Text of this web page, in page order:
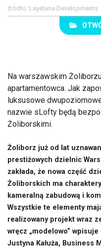
źródło: Layetana Developments
Na warszawskim
apartamentowca. Jak
luksusowe
nazwie sLofty będą
Żoliborskimi.
Żoliborz już od lat
prestiżowych dzielnic
zakłada, że nowa część
Żoliborskich ma
kameralną zabudową i
Wszystkie te elementy
realizowany projekt wraz
wręcz „modelowo”
Justyna Kałuża, Business